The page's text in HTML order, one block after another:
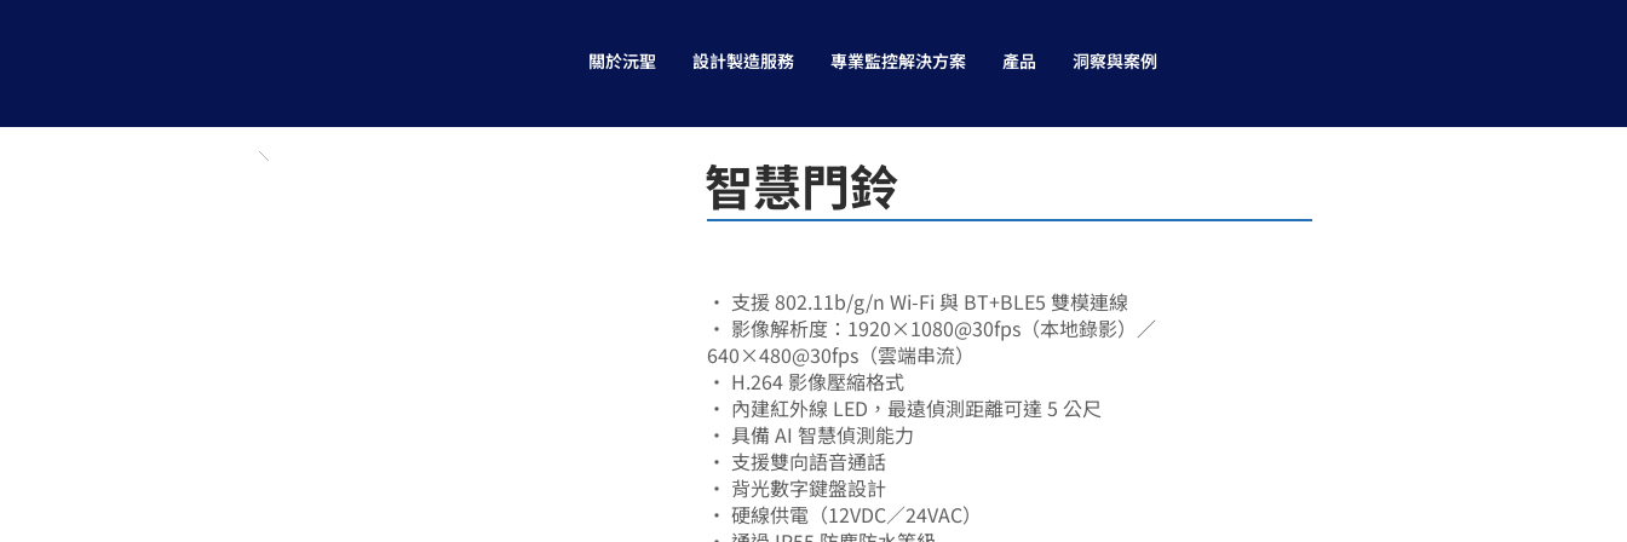
關於沅聖 設計製造服務 專業監控解決方案 產品 洞察與案例
智慧門鈴
• 支援 802.11b/g/n Wi-Fi 與 BT+BLE5 雙模連線
• 影像解析度：1920×1080@30fps（本地錄影）／
640×480@30fps（雲端串流）
• H.264 影像壓縮格式
• 內建紅外線 LED，最遠偵測距離可達 5 公尺
• 具備 AI 智慧偵測能力
• 支援雙向語音通話
• 背光數字鍵盤設計
• 硬線供電（12VDC／24VAC）